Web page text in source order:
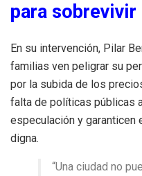
para sobrevivir
En su intervención, Pilar
familias ven peligrar su
por la subida de los
falta de políticas públicas
especulación y garanticen
digna.
“Una ciudad no